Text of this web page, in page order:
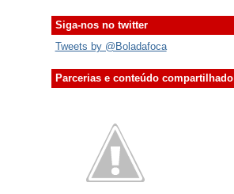
Siga-nos no twitter
Tweets by @Boladafoca
Parcerias e conteúdo compartilhado